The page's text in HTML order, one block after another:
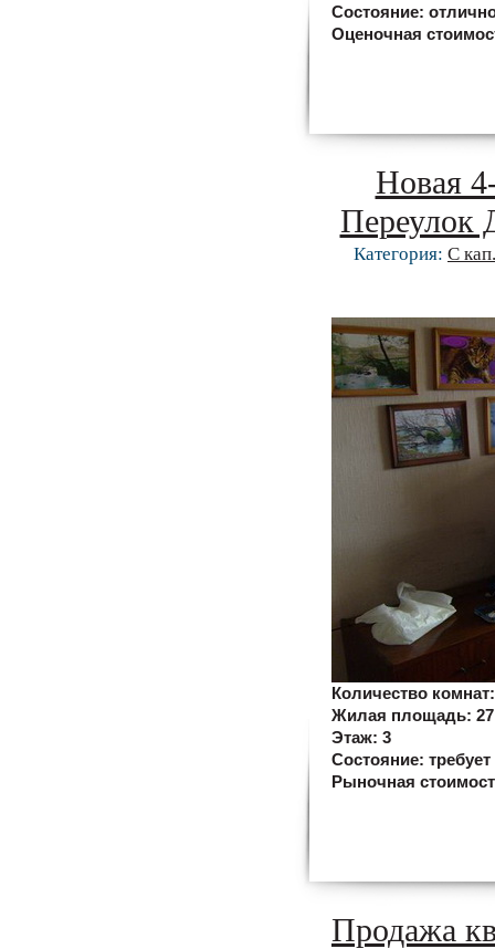
Состояние:
Оценочная
Новая
Переулок
Категория: С
Количество
Жилая площадь:
Этаж: 3
Состояние:
Рыночная
Продажа